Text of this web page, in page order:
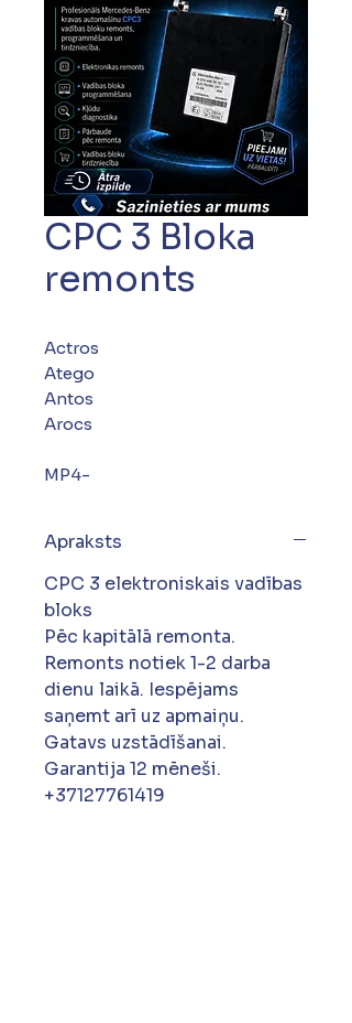
CPC 3 Bloka
remonts
Actros
Atego
Antos
Arocs
MP4-
Apraksts
CPC 3 elektroniskais vadības
bloks
Pēc kapitālā remonta.
Remonts notiek 1-2 darba
dienu laikā. Iespējams
saņemt arī uz apmaiņu.
Gatavs uzstādīšanai.
Garantija 12 mēneši.
+37127761419